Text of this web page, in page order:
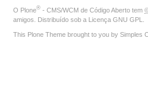
O Plone® - CMS/WCM de Código Aberto tem
amigos. Distribuído sob a Licença GNU GPL
This Plone Theme brought to you by Simples